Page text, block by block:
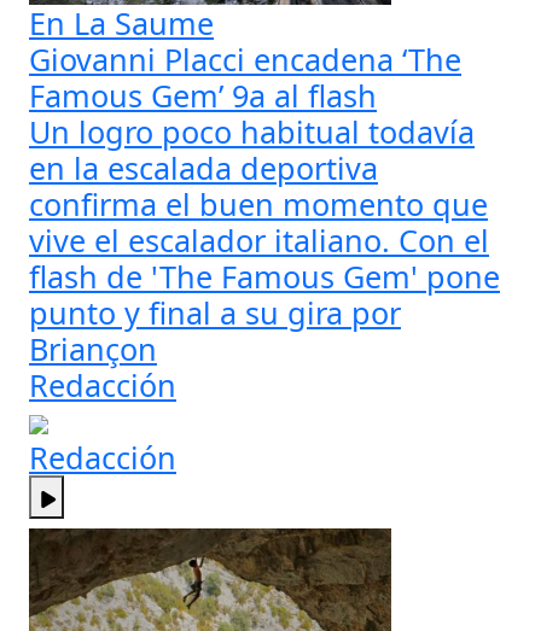
En La Saume
Giovanni Placci encadena ‘The
Famous Gem’ 9a al flash
Un logro poco habitual todavía
en la escalada deportiva
confirma el buen momento que
vive el escalador italiano. Con el
flash de 'The Famous Gem' pone
punto y final a su gira por
Briançon
Redacción
Redacción